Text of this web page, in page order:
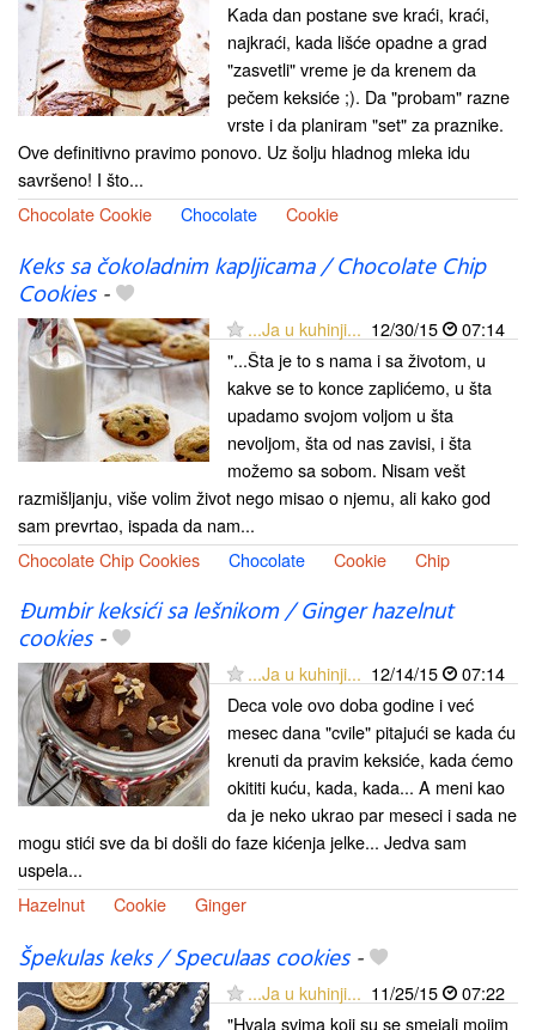
Kada dan postane sve kraći, kraći,
najkraći, kada lišće opadne a grad
"zasvetli" vreme je da krenem da
pečem keksiće ;). Da "probam" razne
vrste i da planiram "set" za praznike.
Ove definitivno pravimo ponovo. Uz šolju hladnog mleka idu
savršeno! I što...
Chocolate Cookie
Chocolate Cookie
Keks sa čokoladnim kapljicama / Chocolate Chip
Cookies-
...Ja u kuhinji... 12/30/15
07:14
"...Šta je to s nama i sa životom, u
kakve se to konce zaplićemo, u šta
upadamo svojom voljom u šta
nevoljom, šta od nas zavisi, i šta
možemo sa sobom. Nisam vešt
razmišljanju, više volim život nego misao o njemu, ali kako god
sam prevrtao, ispada da nam...
Chocolate Chip Cookies
Chocolate Cookie Chip
Đumbir keksići sa lešnikom / Ginger hazelnut
cookies-
...Ja u kuhinji... 12/14/15
07:14
Deca vole ovo doba godine i već
mesec dana "cvile" pitajući se kada ću
krenuti da pravim keksiće, kada ćemo
okititi kuću, kada, kada... A meni kao
da je neko ukrao par meseci i sada ne
mogu stići sve da bi došli do faze kićenja jelke... Jedva sam
uspela...
Hazelnut
Cookie Ginger
Špekulas keks / Speculaas cookies-
...Ja u kuhinji... 11/25/15
07:22
"Hvala svima koji su se smejali mojim